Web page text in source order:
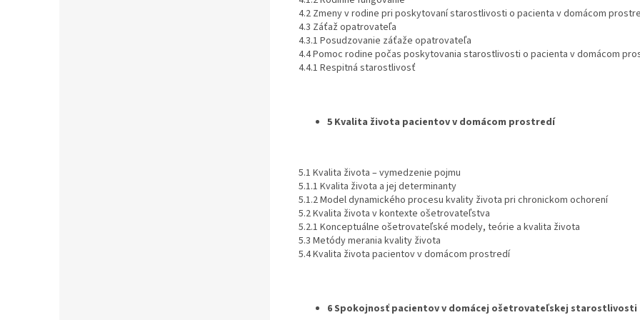
4.2 Zmeny v rodine pri poskytovaní starostlivosti o pacienta v domácom
4.3 Záťaž opatrovateľa
4.3.1 Posudzovanie záťaže opatrovateľa
4.4 Pomoc rodine počas poskytovania starostlivosti o pacienta v domácom
4.4.1 Respitná starostlivosť
5 Kvalita života pacientov v domácom prostredí
5.1 Kvalita života – vymedzenie pojmu
5.1.1 Kvalita života a jej determinanty
5.1.2 Model dynamického procesu kvality života pri chronickom ochorení
5.2 Kvalita života v kontexte ošetrovateľstva
5.2.1 Konceptuálne ošetrovateľské modely, teórie a kvalita života
5.3 Metódy merania kvality života
5.4 Kvalita života pacientov v domácom prostredí
6 Spokojnosť pacientov v domácej ošetrovateľskej starostlivosti